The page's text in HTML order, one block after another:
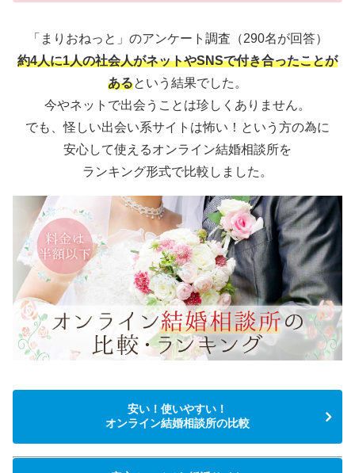
「まりおねっと」のアンケート調査（290名が回答）
約4人に1人の社会人がネットやSNSで付き合ったことが
あるという結果でした。
今やネットで出会うことは珍しくありません。
でも、怪しい出会い系サイトは怖い！という方の為に
安心して使えるオンライン結婚相談所を
ランキング形式で比較しました。
安い！使いやすい！
オンライン結婚相談所の比較